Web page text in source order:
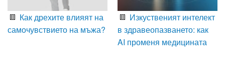
Как дрехите влияят на
самочувствието на мъжа?
Изкуственият интелект
в здравеопазването: как
AI променя медицината